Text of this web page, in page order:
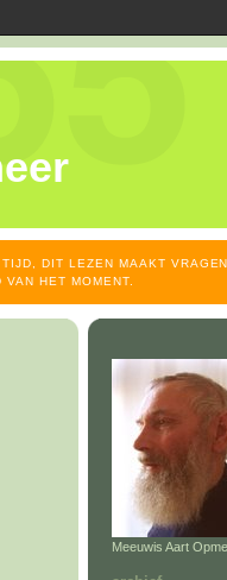
DIT LEZEN MAAKT
HET MOMENT.
Meeuwis Aart